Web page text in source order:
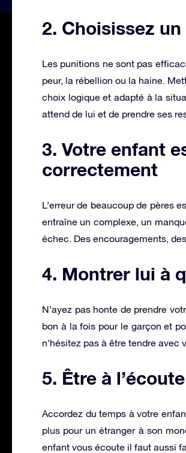
2. Choisissez
Les punitions ne sont pas
peur, la rébellion ou la haine.
choix logique et adapté à la
attend de lui et de prendre ses
3. Votre enfant
correctement
L’erreur de beaucoup de pères
entraîne un complexe, un
échec. Des encouragements,
4. Montrer lui à
N’ayez pas honte de prendre
bon à la fois pour le garçon et
n’hésitez pas à être tendre
5. Être à l’écoute
Accordez du temps à votre
plus pour un étranger à son
enfant vous écoute il faut aussi